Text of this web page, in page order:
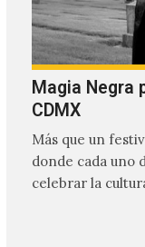
Magia Negra
CDMX
Más que un
donde cada uno
celebrar la